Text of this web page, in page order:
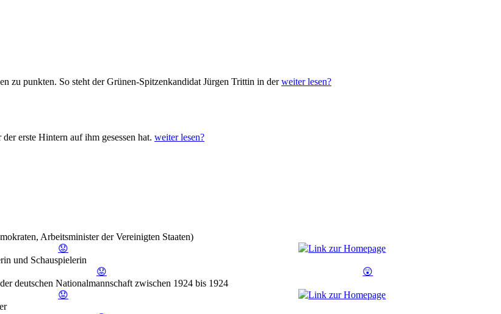
zu punkten. So steht der Grünen-Spitzenkandidat Jürgen Trittin in derweiter lesen?
erste Hintern auf ihm gesessen hat. weiter lesen?
Arbeitsminister der Vereinigten Staaten)
😟
und Schauspielerin
😟
😲
deutschen Nationalmannschaft zwischen 1924 bis 1924
😟